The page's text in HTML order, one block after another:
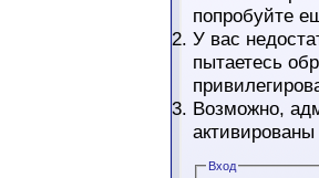
попробуйте
У вас
пытаетесь
Возможно,
Вход